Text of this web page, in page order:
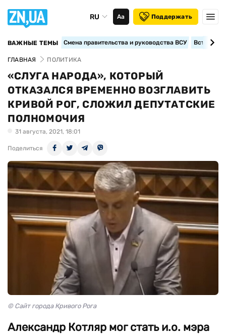
RU Аа Поддержать
ВАЖНЫЕ ТЕМЫ Смена правительства и руководства ВСУ
ГЛАВНАЯ ПОЛИТИКА
«СЛУГА НАРОДА», КОТОРЫЙ
ОТКАЗАЛСЯ ВРЕМЕННО ВОЗГЛАВИТЬ
КРИВОЙ РОГ, СЛОЖИЛ ДЕПУТАТСКИЕ
ПОЛНОМОЧИЯ
31 августа, 2021, 18:01
Поделиться
© Сайт города Кривого Рога
Александр Котляр мог стать и.о. мэра